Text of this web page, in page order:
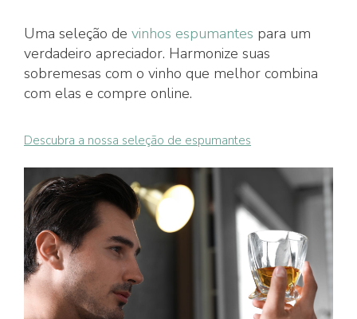
Uma seleção de vinhos espumantes para um
verdadeiro apreciador. Harmonize suas
sobremesas com o vinho que melhor combina
com elas e compre online.
Descubra a nossa seleção de espumantes